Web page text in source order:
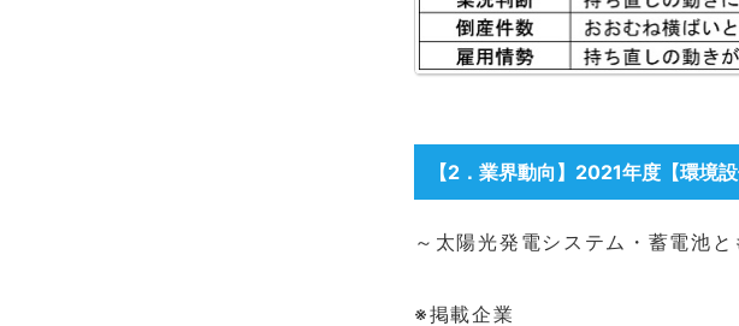
【2 ．業界動向 】2021年度【環境
～太陽光発電システム・蓄電池
※掲載企業